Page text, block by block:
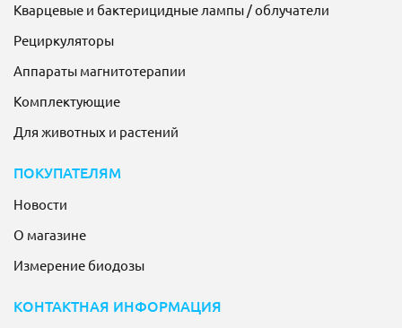
Кварцевые и бактерицидные лампы / облучатели
Рециркуляторы
Аппараты магнитотерапии
Комплектующие
Для животных и растений
ПОКУПАТЕЛЯМ
Новости
О магазине
Измерение биодозы
КОНТАКТНАЯ ИНФОРМАЦИЯ